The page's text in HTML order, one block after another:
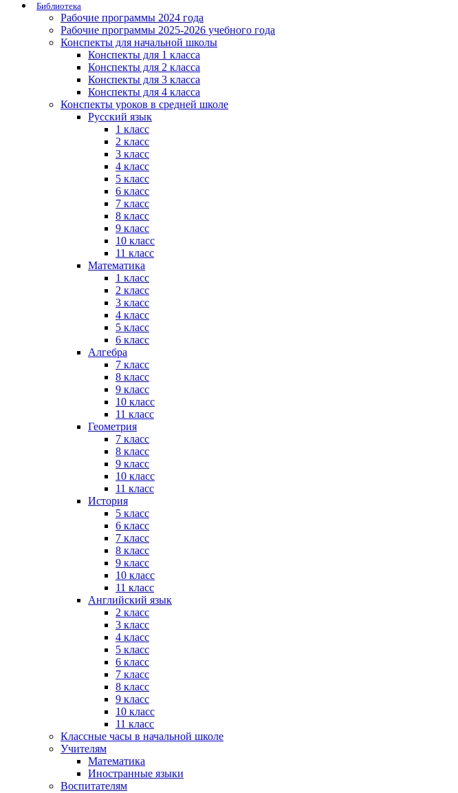
Библиотека
Рабочие программы 2024 года
Рабочие программы 2025-2026 учебного года
Конспекты для начальной школы
Конспекты для 1 класса
Конспекты для 2 класса
Конспекты для 3 класса
Конспекты для 4 класса
Конспекты уроков в средней школе
Русский язык
1 класс
2 класс
3 класс
4 класс
5 класс
6 класс
7 класс
8 класс
9 класс
10 класс
11 класс
Математика
1 класс
2 класс
3 класс
4 класс
5 класс
6 класс
Алгебра
7 класс
8 класс
9 класс
10 класс
11 класс
Геометрия
7 класс
8 класс
9 класс
10 класс
11 класс
История
5 класс
6 класс
7 класс
8 класс
9 класс
10 класс
11 класс
Английский язык
2 класс
3 класс
4 класс
5 класс
6 класс
7 класс
8 класс
9 класс
10 класс
11 класс
Классные часы в начальной школе
Учителям
Математика
Иностранные языки
Воспитателям